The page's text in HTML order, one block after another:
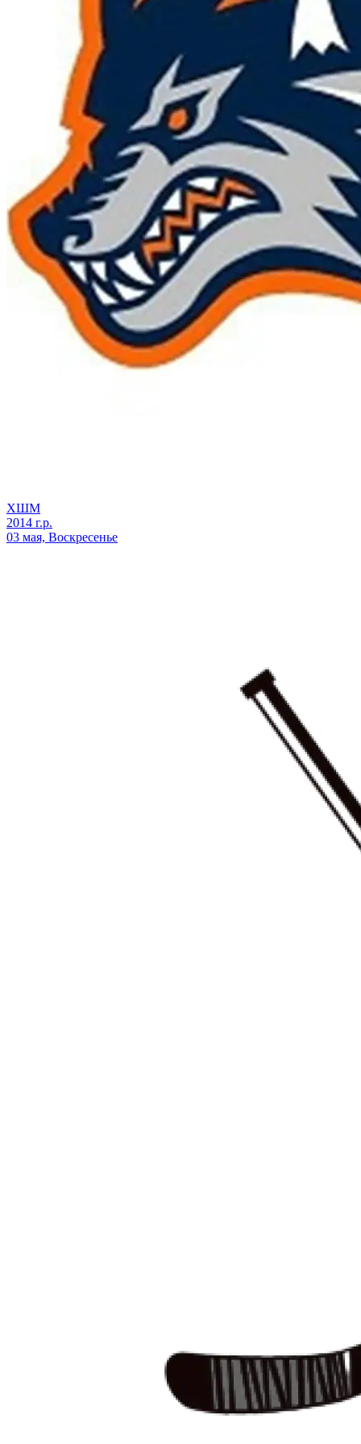
ХШМ
2014 г.р.
03 мая, Воскресенье